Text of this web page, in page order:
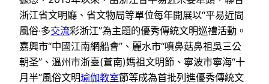
浙江省文明廳、省文物局等單位每年開展以“平易近間
風俗·多交流彩浙江”為主題的優秀傳統文明巡禮活動。
嘉興市“中國江南網船會”、麗水市“噴鼻菇鼻祖吳三公
朝圣”、溫州市浙臺(蒼南)媽祖文明節、寧波市寧海“十
月半”風俗文明瑜伽教室節等成為首批列進優秀傳統文